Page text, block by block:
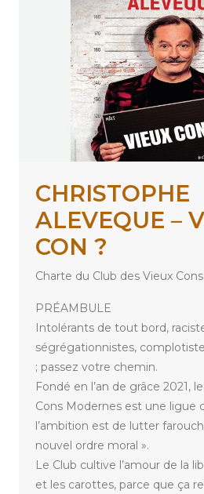
CHRISTOPHE
ALEVEQUE –
CON ?
Charte du Club des Vieux
PRÉAMBULE
Intolérants de tout bord,
ségrégationnistes,
; passez votre chemin.
Fondé en l’an de grâce 2021,
Cons Modernes est une ligue
l’ambition est de lutter
nouvel ordre moral ».
Le Club cultive l’amour de la
et les carottes, parce que ça